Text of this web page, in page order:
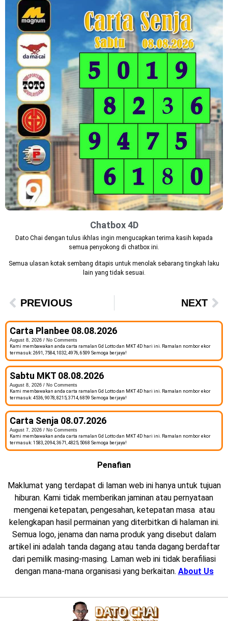
Chatbox 4D
Dato Chai dengan tulus ikhlas ingin mengucapkan terima kasih kepada
semua penyokong di chatbox ini.
Semua ulasan kotak sembang ditapis untuk menolak sebarang tingkah laku
lain yang tidak sesuai.
PREVIOUS NEXT
Carta Planbee 08.08.2026
August 8, 2026
No Comments
Kami membawakan anda carta ramalan Gd Lotto dan MKT 4D hari ini. Ramalan nombor ekor
termasuk: 2691, 7584, 1032, 4976, 6509 Semoga berjaya!
Sabtu MKT 08.08.2026
August 8, 2026
No Comments
Kami membawakan anda carta ramalan Gd Lotto dan MKT 4D hari ini. Ramalan nombor ekor
termasuk: 4536, 9078, 8215, 3714, 6859 Semoga berjaya!
Carta Senja 08.07.2026
August 7, 2026
No Comments
Kami membawakan anda carta ramalan Gd Lotto dan MKT 4D hari ini. Ramalan nombor ekor
termasuk: 1583, 2094, 3671, 4825, 5068 Semoga berjaya!
Penafian
Maklumat yang terdapat di laman web ini hanya untuk tujuan
hiburan. Kami tidak memberikan jaminan atau pernyataan
mengenai ketepatan, pengesahan, ketepatan masa atau
kelengkapan hasil permainan yang diterbitkan di halaman ini.
Semua logo, jenama dan nama produk yang disebut dalam
artikel ini adalah tanda dagang atau tanda dagang berdaftar
dari pemilik masing-masing. Laman web ini tidak berafiliasi
dengan mana-mana organisasi yang berkaitan. About Us